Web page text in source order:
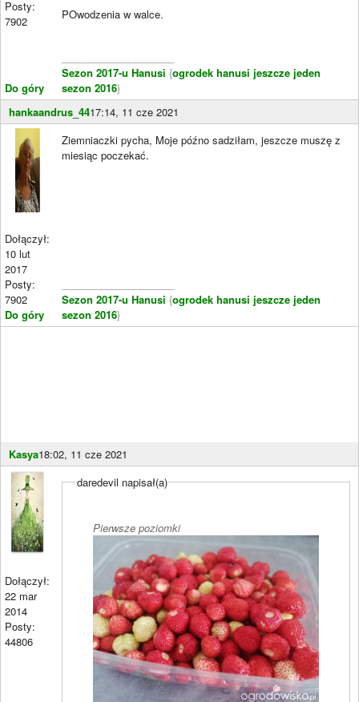
Posty:
7902
Do góry
POwodzenia w walce.
Sezon 2017-u Hanusi {ogrodek hanusi jeszcze jeden
sezon 2016}
hankaandrus_4417:14, 11 cze 2021
Dołączył:
10 lut
2017
Posty:
7902
Do góry
Ziemniaczki pycha, Moje późno sadziłam, jeszcze muszę z
miesiąc poczekać.
Sezon 2017-u Hanusi {ogrodek hanusi jeszcze jeden
sezon 2016}
Kasya18:02, 11 cze 2021
Dołączył:
22 mar
2014
Posty:
44806
daredevil napisał(a)
Pierwsze poziomki